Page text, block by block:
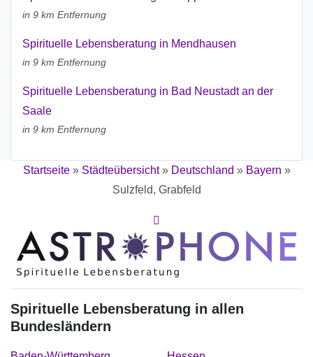
in 9 km Entfernung
Spirituelle Lebensberatung in Mendhausen
in 9 km Entfernung
Spirituelle Lebensberatung in Bad Neustadt an der
Saale
in 9 km Entfernung
Startseite» Städteübersicht» Deutschland » Bayern »
Sulzfeld, Grabfeld
Spirituelle Lebensberatung in allen
Bundesländern